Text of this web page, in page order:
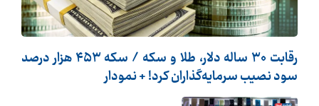
رقابت ۳۰ ساله دلار، طلا و سکه / سکه ۴۵۳ هزار درصد
سود نصیب سرمایه‌گذاران کرد! + نمودار